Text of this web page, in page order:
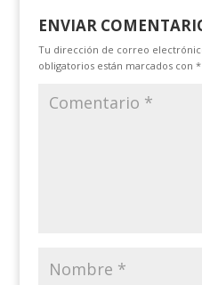
ENVIAR
Tu dirección de correo
obligatorios están marcados con *